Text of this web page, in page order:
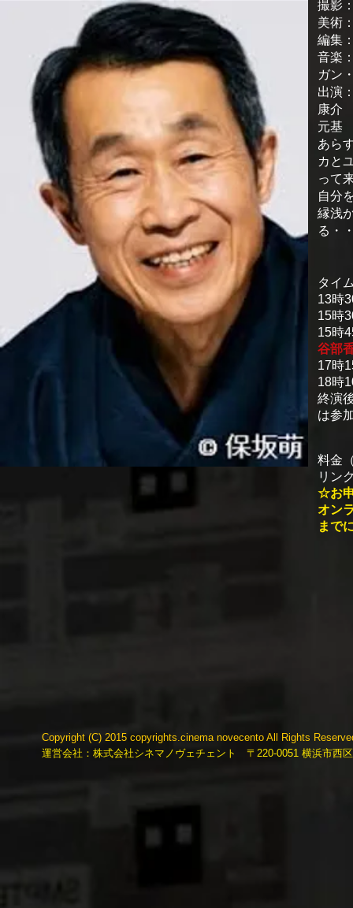
撮影
美術
編集
音楽
ガン
出演
康
元
あら
カと
って
自分
縁浅
る ・
タイ
13時
15時
15時
谷部
17時
18時
終演
は参
料金
リン
☆お
オン
まで
Copyright (C) 2015 copyrights.cinema novecento All Rights
運営会社：株式会社シネマノヴェチェント 〒220-0051 横浜市